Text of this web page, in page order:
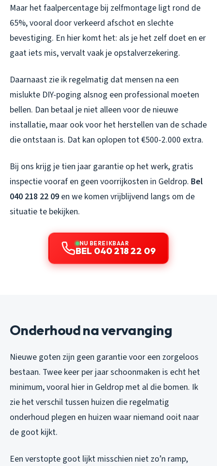
Maar het faalpercentage bij zelfmontage ligt rond de
65%, vooral door verkeerd afschot en slechte
bevestiging. En hier komt het: als je het zelf doet en er
gaat iets mis, vervalt vaak je opstalverzekering.
Daarnaast zie ik regelmatig dat mensen na een
mislukte DIY-poging alsnog een professional moeten
bellen. Dan betaal je niet alleen voor de nieuwe
installatie, maar ook voor het herstellen van de schade
die ontstaan is. Dat kan oplopen tot €500-2.000 extra.
Bij ons krijg je tien jaar garantie op het werk, gratis
inspectie vooraf en geen voorrijkosten in Geldrop. Bel
040 218 22 09 en we komen vrijblijvend langs om de
situatie te bekijken.
NU BEREIKBAAR
BEL 040 218 22 09
Onderhoud na vervanging
Nieuwe goten zijn geen garantie voor een zorgeloos
bestaan. Twee keer per jaar schoonmaken is echt het
minimum, vooral hier in Geldrop met al die bomen. Ik
zie het verschil tussen huizen die regelmatig
onderhoud plegen en huizen waar niemand ooit naar
de goot kijkt.
Een verstopte goot lijkt misschien niet zo’n ramp,